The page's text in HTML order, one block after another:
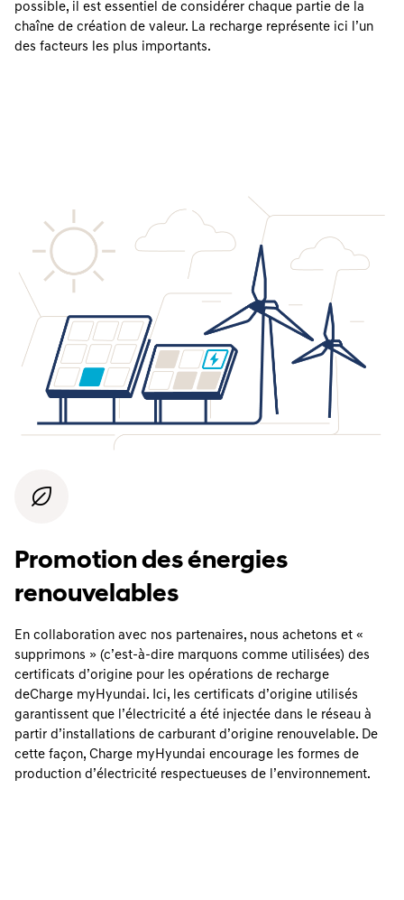
possible, il est essentiel de considérer chaque partie de la
chaîne de création de valeur. La recharge représente ici l’un
des facteurs les plus importants.
Promotion des énergies
renouvelables
En collaboration avec nos partenaires, nous achetons et «
supprimons » (c’est-à-dire marquons comme utilisées) des
certificats d’origine pour les opérations de recharge
deCharge myHyundai. Ici, les certificats d’origine utilisés
garantissent que l’électricité a été injectée dans le réseau à
partir d’installations de carburant d’origine renouvelable. De
cette façon, Charge myHyundai encourage les formes de
production d’électricité respectueuses de l’environnement.